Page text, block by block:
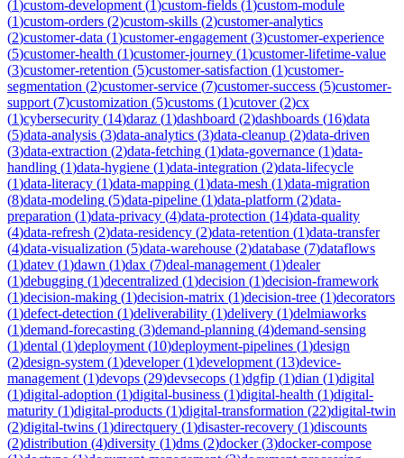
(1)custom-development (1)custom-fields (1)custom-module
(1)custom-orders (2)custom-skills (2)customer-analytics
(2)customer-data (1)customer-engagement (3)customer-experience
(5)customer-health (1)customer-journey (1)customer-lifetime-value
(3)customer-retention (5)customer-satisfaction (1)customer-
segmentation (2)customer-service (7)customer-success (5)customer-
support (7)customization (5)customs (1)cutover(2)cx
(1)cybersecurity (14)daraz (1)dashboard (2)dashboards (16)data
(5)data-analysis (3)data-analytics (3)data-cleanup (2)data-driven
(3)data-extraction (2)data-fetching (1)data-governance (1)data-
handling (1)data-hygiene (1)data-integration (2)data-lifecycle
(1)data-literacy (1)data-mapping (1)data-mesh (1)data-migration
(8)data-modeling (5)data-pipeline (1)data-platform (2)data-
preparation (1)data-privacy (4)data-protection (14)data-quality
(4)data-refresh (2)data-residency (2)data-retention (1)data-transfer
(4)data-visualization (5)data-warehouse (2)database (7)dataflows
(1)datev (1)dawn (1)dax (7)deal-management (1)dealer
(1)debugging (1)decentralized (1)decision (1)decision-framework
(1)decision-making (1)decision-matrix (1)decision-tree (1)decorators
(1)defect-detection (1)deliverability (1)delivery (1)delmiaworks
(1)demand-forecasting (3)demand-planning (4)demand-sensing
(1)dental (1)deployment (10)deployment-pipelines (1)design
(2)design-system (1)developer(1)development (13)device-
management (1)devops (29)devsecops (1)dgfip (1)dian (1)digital
(1)digital-adoption (1)digital-business (1)digital-health (1)digital-
maturity (1)digital-products (1)digital-transformation (22)digital-twin
(2)digital-twins (1)directquery (1)disaster-recovery (1)discounts
(2)distribution (4)diversity (1)dms (2)docker(3)docker-compose